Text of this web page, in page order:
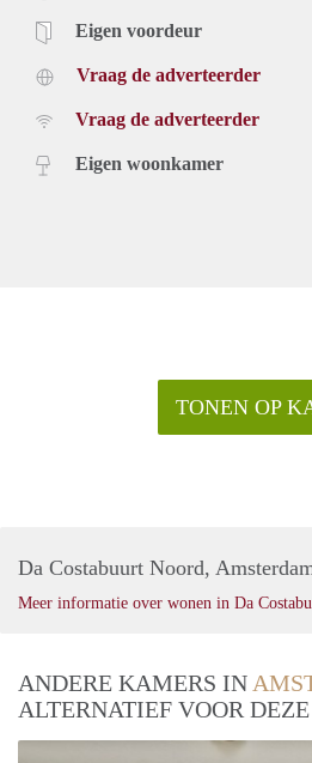
Eigen voordeur
Vraag de adverteerder
Vraag de adverteerder
Eigen woonkamer
TONEN OP
Da Costabuurt Noord,
Meer informatie over wonen in Da
ANDERE KAMERS IN
ALTERNATIEF VOOR